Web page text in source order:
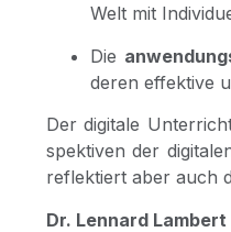
Welt mit
Die
deren effek­ti­ve
Der digi­ta­le
spek­ti­ven der
reflek­tiert aber auch
Dr. Len­nard Lam­bert